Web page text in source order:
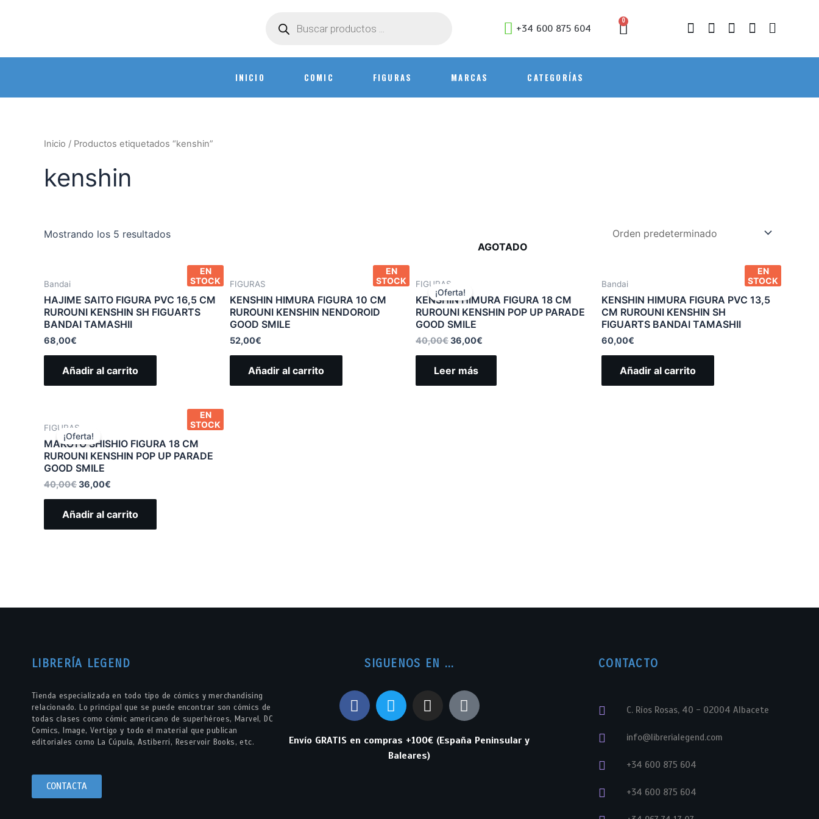
+34 600 875 604
0
INICIO COMIC FIGURAS MARCAS CATEGORÍAS
Inicio / Productos etiquetados “kenshin”
kenshin
Mostrando los 5 resultados
EN
STOCK
Bandai
HAJIME SAITO FIGURA PVC 16,5 CM
RUROUNI KENSHIN SH FIGUARTS
BANDAI TAMASHII
68,00€
Añadir al carrito
EN
STOCK
FIGURAS
KENSHIN HIMURA FIGURA 10 CM
RUROUNI KENSHIN NENDOROID
GOOD SMILE
52,00€
Añadir al carrito
AGOTADO
¡Oferta!
FIGURAS
KENSHIN HIMURA FIGURA 18 CM
RUROUNI KENSHIN POP UP PARADE
GOOD SMILE
40,00€36,00€
Leer más
EN
STOCK
Bandai
KENSHIN HIMURA FIGURA PVC 13,5
CM RUROUNI KENSHIN SH
FIGUARTS BANDAI TAMASHII
60,00€
Añadir al carrito
EN
STOCK
¡Oferta!
FIGURAS
MAKOTO SHISHIO FIGURA 18 CM
RUROUNI KENSHIN POP UP PARADE
GOOD SMILE
40,00€36,00€
Añadir al carrito
LIBRERÍA LEGEND
Tienda especializada en todo tipo de cómics y merchandising
relacionado. Lo principal que se puede encontrar son cómics de
todas clases como cómic americano de superhéroes, Marvel, DC
Comics, Image, Vertigo y todo el material que publican
editoriales como La Cúpula, Astiberri, Reservoir Books, etc.
CONTACTA
SIGUENOS EN ...
Envío GRATIS en compras +100€ (España Peninsular y
Baleares)
CONTACTO
C. Ríos Rosas, 40 - 02004 Albacete
info@librerialegend.com
+34 600 875 604
+34 600 875 604